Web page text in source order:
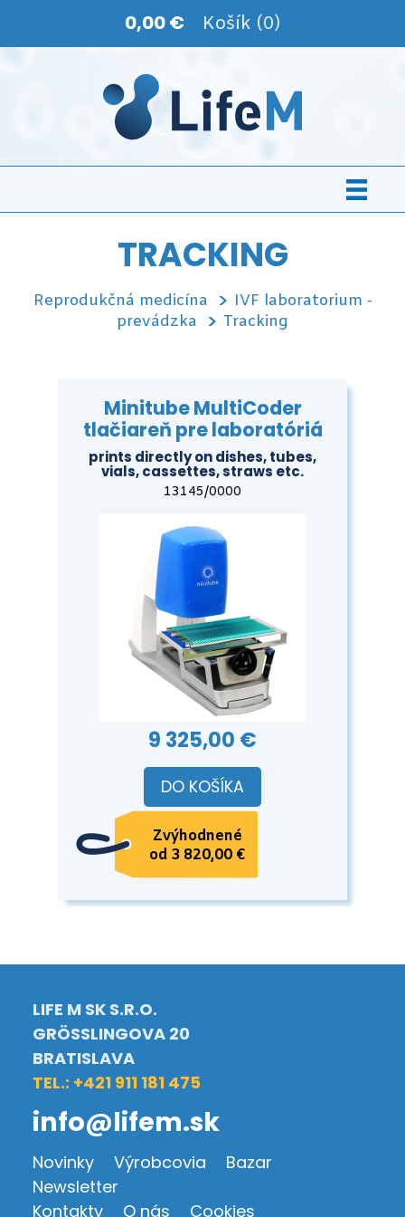
0,00 € Košík (0)
TRACKING
Reprodukčná medicína
IVF laboratorium -
prevádzka
Tracking
Minitube MultiCoder
tlačiareň pre laboratóriá
prints directly on dishes, tubes,
vials, cassettes, straws etc.
13145/0000
9 325,00 €
DO KOŠÍKA
Zvýhodnené
od 3 820,00 €
LIFE M SK S.R.O.
GRÖSSLINGOVA 20
BRATISLAVA
TEL.: +421 911 181 475
info@lifem.sk
Novinky Výrobcovia
Bazar
Newsletter
Kontakty
O nás Cookies